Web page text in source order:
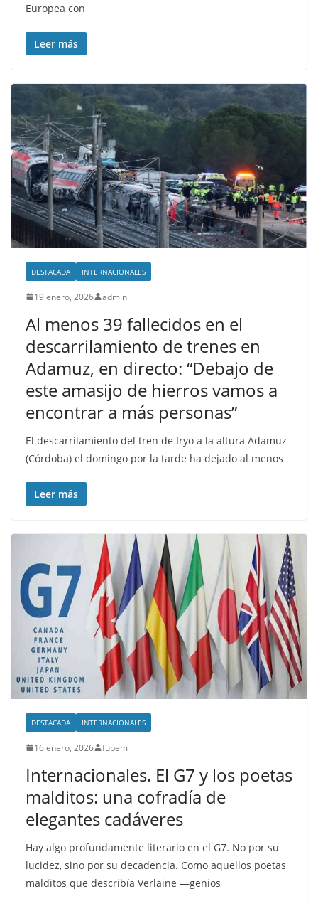
Europea con
Leer más
DESTACADA INTERNACIONALES
19 enero, 2026 admin
Al menos 39 fallecidos en el
descarrilamiento de trenes en
Adamuz, en directo: “Debajo de
este amasijo de hierros vamos a
encontrar a más personas”
El descarrilamiento del tren de Iryo a la altura Adamuz
(Córdoba) el domingo por la tarde ha dejado al menos
Leer más
DESTACADA INTERNACIONALES
16 enero, 2026 fupem
Internacionales. El G7 y los poetas
malditos: una cofradía de
elegantes cadáveres
Hay algo profundamente literario en el G7. No por su
lucidez, sino por su decadencia. Como aquellos poetas
malditos que describía Verlaine —genios